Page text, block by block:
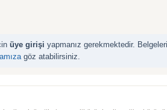
üye girişi yapmanız gerekmektedir.
göz atabilirsiniz.